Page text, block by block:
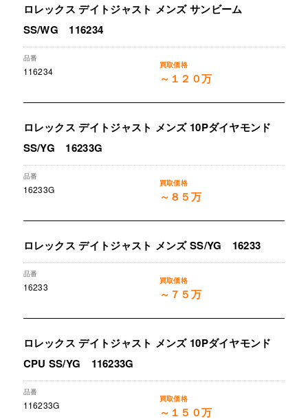
ロレックス デイトジャスト メンズ サンビーム
SS/WG 116234
116234 ～１２０万
ロレックス デイトジャスト メンズ 10Pダイヤモンド
SS/YG 16233G
16233G ～８５万
ロレックス デイトジャスト メンズ SS/YG 16233
16233 ～７５万
ロレックス デイトジャスト メンズ 10Pダイヤモンド
CPU SS/YG 116233G
116233G ～１５０万